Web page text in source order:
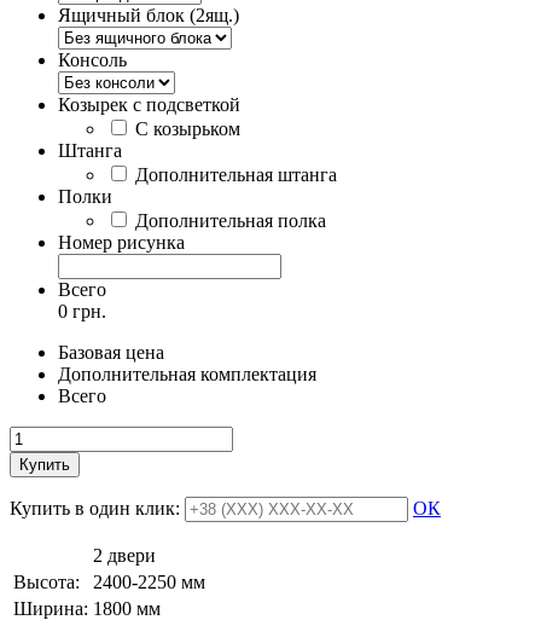
Ящичный блок (2ящ.)
Консоль
Козырек с подсветкой
С козырьком
Штанга
Дополнительная штанга
Полки
Дополнительная полка
Номер рисунка
Всего
0 грн.
Базовая цена
Дополнительная комплектация
Всего
Купить
Купить в один клик: ОК
2 двери
Высота:
2400-2250 мм
Ширина: 1800 мм